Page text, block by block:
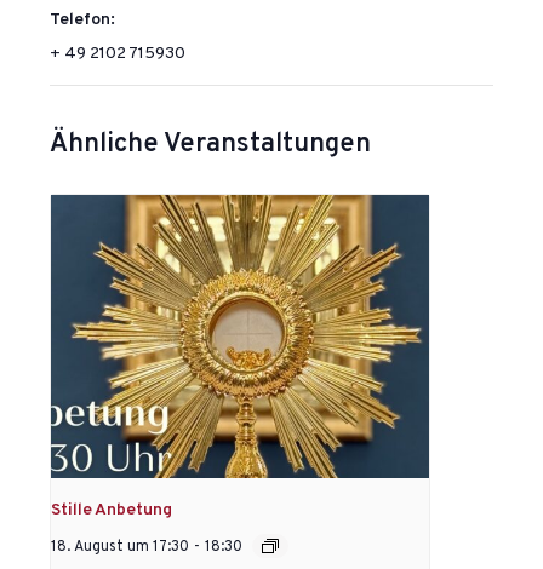
Telefon:
+ 49 2102 715930
Ähnliche Veranstaltungen
Stille Anbetung
18. August um 17:30 - 18:30